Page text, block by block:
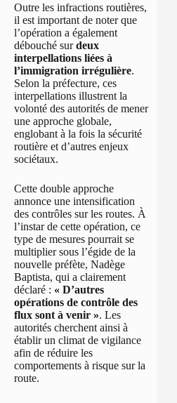
Outre les infractions routières,
il est important de noter que
l’opération a également
débouché surdeux
interpellations liées à
l’immigration irrégulière.
Selon la préfecture, ces
interpellations illustrent la
volonté des autorités de mener
une approche globale,
englobant à la fois la sécurité
routière et d’autres enjeux
sociétaux.
Cette double approche
annonce une intensification
des contrôles sur les routes. À
l’instar de cette opération, ce
type de mesures pourrait se
multiplier sous l’égide de la
nouvelle préfète, Nadège
Baptista, qui a clairement
déclaré : « D’autres
opérations de contrôle des
flux sont à venir ». Les
autorités cherchent ainsi à
établir un climat de vigilance
afin de réduire les
comportements à risque sur la
route.